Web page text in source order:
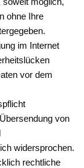
ohne Ihre
im Internet
vor dem
von
widersprochen.
rechtliche